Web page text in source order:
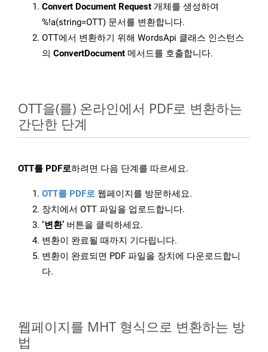
Convert Document Request 개체를 생성하여
%!a(string=OTT) 문서를 변환합니다.
OTT에서 변환하기 위해 WordsApi 클래스 인스턴스
의 ConvertDocument 메서드를 호출합니다.
OTT을(를) 온라인에서 PDF로 변환하는
간단한 단계
OTT를 PDF로하려면 다음 단계를 따르세요.
OTT를 PDF로 웹페이지를 방문하세요.
장치에서 OTT 파일을 업로드합니다.
‘변환’ 버튼을 클릭하세요.
변환이 완료될 때까지 기다립니다.
변환이 완료되면 PDF 파일을 장치에 다운로드합니
다.
웹페이지를 MHT 형식으로 변환하는 방
법